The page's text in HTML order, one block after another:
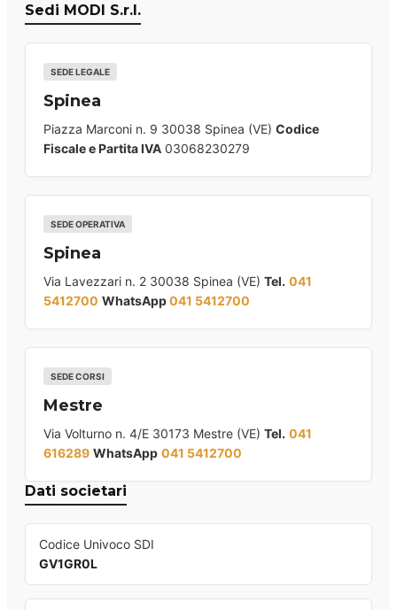
Sedi MODI S.r.l.
SEDE LEGALE
Spinea
Piazza Marconi n. 9 30038 Spinea (VE) Codice
Fiscale e Partita IVA 03068230279
SEDE OPERATIVA
Spinea
Via Lavezzari n. 2 30038 Spinea (VE) Tel. 041
5412700 WhatsApp041 5412700
SEDE CORSI
Mestre
Via Volturno n. 4/E 30173 Mestre (VE) Tel. 041
616289 WhatsApp 041 5412700
Dati societari
Codice Univoco SDI
GV1GR0L